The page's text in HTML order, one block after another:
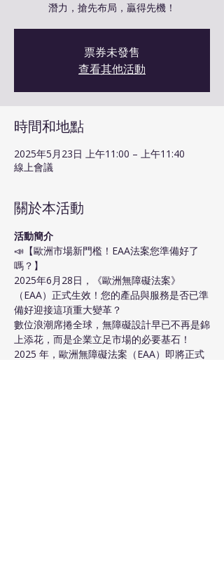
潛力，搶先布局，贏得先機！
票券未發售
查看其他活動
時間和地點
2025年5月23日 上午11:00 – 上午11:40
線上會議
關於本活動
活動簡介
📣【歐洲市場新門檻！EAA法案您準備好了
嗎？】
2025年6月28日，《歐洲無障礙法案》
（EAA）正式生效！您的產品與服務是否已準
備好迎接這項重大變革？
數位浪潮席捲全球，無障礙設計早已不再是錦
上添花，而是企業立足市場的必要基石！
2025 年，歐洲無障礙法案（EAA）即將正式